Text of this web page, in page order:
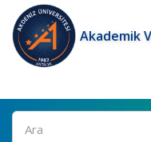
Akademik
Ara